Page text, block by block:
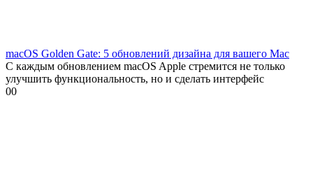
macOS Golden Gate: 5 обновлений дизайна для вашего Mac
С каждым обновлением macOS Apple стремится не только
улучшить функциональность, но и сделать интерфейс
00